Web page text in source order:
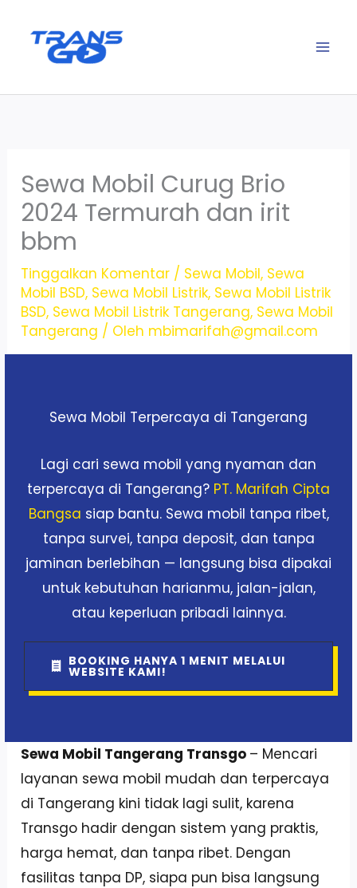
Sewa Mobil Curug Brio
2024 Termurah dan irit
bbm
Tinggalkan Komentar / Sewa Mobil, Sewa
Mobil BSD, Sewa Mobil Listrik, Sewa Mobil Listrik
BSD, Sewa Mobil Listrik Tangerang, Sewa Mobil
Tangerang / Oleh mbimarifah@gmail.com
Sewa Mobil Terpercaya di Tangerang
Lagi cari sewa mobil yang nyaman dan
terpercaya di Tangerang? PT. Marifah Cipta
Bangsa siap bantu. Sewa mobil tanpa ribet,
tanpa survei, tanpa deposit, dan tanpa
jaminan berlebihan — langsung bisa dipakai
untuk kebutuhan harianmu, jalan-jalan,
atau keperluan pribadi lainnya.
BOOKING HANYA 1 MENIT MELALUI
WEBSITE KAMI!
Sewa Mobil Tangerang Transgo – Mencari
layanan sewa mobil mudah dan terpercaya
di Tangerang kini tidak lagi sulit, karena
Transgo hadir dengan sistem yang praktis,
harga hemat, dan tanpa ribet. Dengan
fasilitas tanpa DP, siapa pun bisa langsung